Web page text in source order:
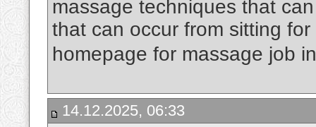
massage techniques that
that can occur from sitting
homepage for massage job
14.12.2025, 06:33